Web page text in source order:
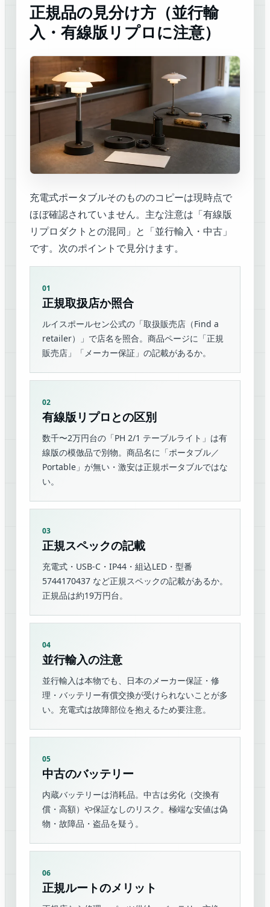
正規品の見分け方（並行輸
入・有線版リプロに注意）
充電式ポータブルそのもののコピーは現時点で
ほぼ確認されていません。主な注意は「有線版
リプロダクトとの混同」と「並行輸入・中古」
です。次のポイントで見分けます。
01
正規取扱店か照合
ルイスポールセン公式の「取扱販売店（Find a
retailer）」で店名を照合。商品ページに「正規
販売店」「メーカー保証」の記載があるか。
02
有線版リプロとの区別
数千〜2万円台の「PH 2/1 テーブルライト」は有
線版の模倣品で別物。商品名に「ポータブル／
Portable」が無い・激安は正規ポータブルではな
い。
03
正規スペックの記載
充電式・USB-C・IP44・組込LED・型番
5744170437 など正規スペックの記載があるか。
正規品は約19万円台。
04
並行輸入の注意
並行輸入は本物でも、日本のメーカー保証・修
理・バッテリー有償交換が受けられないことが多
い。充電式は故障部位を抱えるため要注意。
05
中古のバッテリー
内蔵バッテリーは消耗品。中古は劣化（交換有
償・高額）や保証なしのリスク。極端な安値は偽
物・故障品・盗品を疑う。
06
正規ルートのメリット